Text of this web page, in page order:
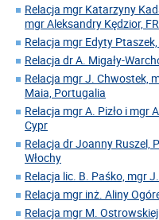
Relacja mgr Katarzyny
mgr Aleksandry Kędzior,
Relacja mgr Edyty
Relacja dr A. Migały-
Relacja mgr J. Chwostek,
Maia, Portugalia
Relacja mgr A. Pizło i mgr
Cypr
Relacja dr Joanny Ruszel,
Włochy
Relacja lic. B. Paśko, mgr
Relacja mgr inż. Aliny
Relacja mgr M.